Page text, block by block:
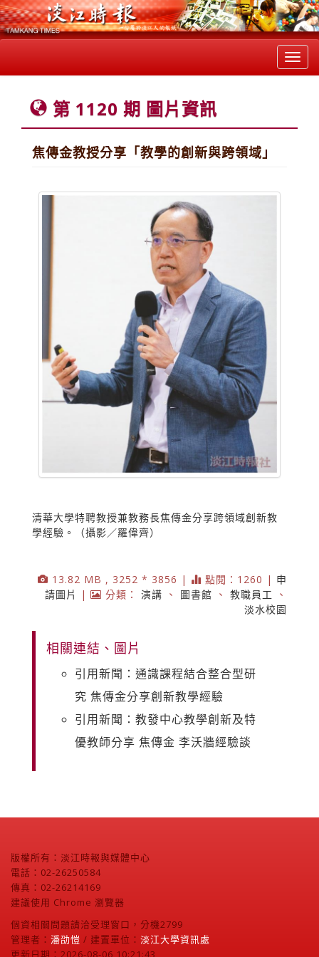
第 1120 期 圖片資訊
焦傳金教授分享「教學的創新與跨領域」
清華大學特聘教授兼教務長焦傳金分享跨領域創新教
學經驗。（攝影／羅偉齊）
13.82 MB , 3252 * 3856 | 點閱：1260 | 申
請圖片
| 分類： 演講 、 圖書館 、 教職員工
、
淡水校園
相關連結、圖片
引用新聞：通識課程結合整合型研
究 焦傳金分享創新教學經驗
引用新聞：教發中心教學創新及特
優教師分享 焦傳金 李沃牆經驗談
版權所有：淡江時報與媒體中心
電話：02-26250584
傳真：02-26214169
建議使用 Chrome 瀏覽器
個資相關問題請洽受理窗口，分機2799
管理者： 潘劭愷 / 建置單位： 淡江大學資訊處
更新日期：2026-08-06 10:21:43